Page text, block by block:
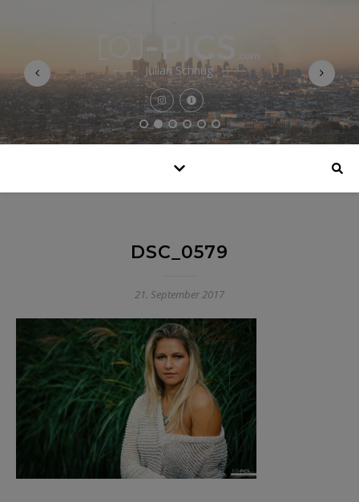
Julian Schnug
DSC_0579
21. September 2017